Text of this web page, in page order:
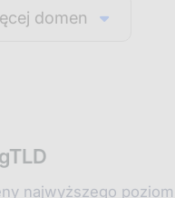
domen
gTLD
najwyższego